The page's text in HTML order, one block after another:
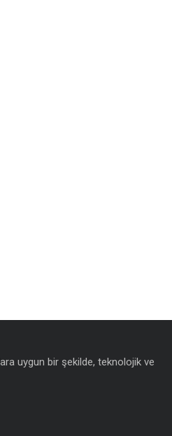
uygun bir şekilde, teknolojik ve